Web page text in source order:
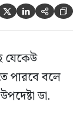
   
যেকেউ
পারবে বলে
ডা.